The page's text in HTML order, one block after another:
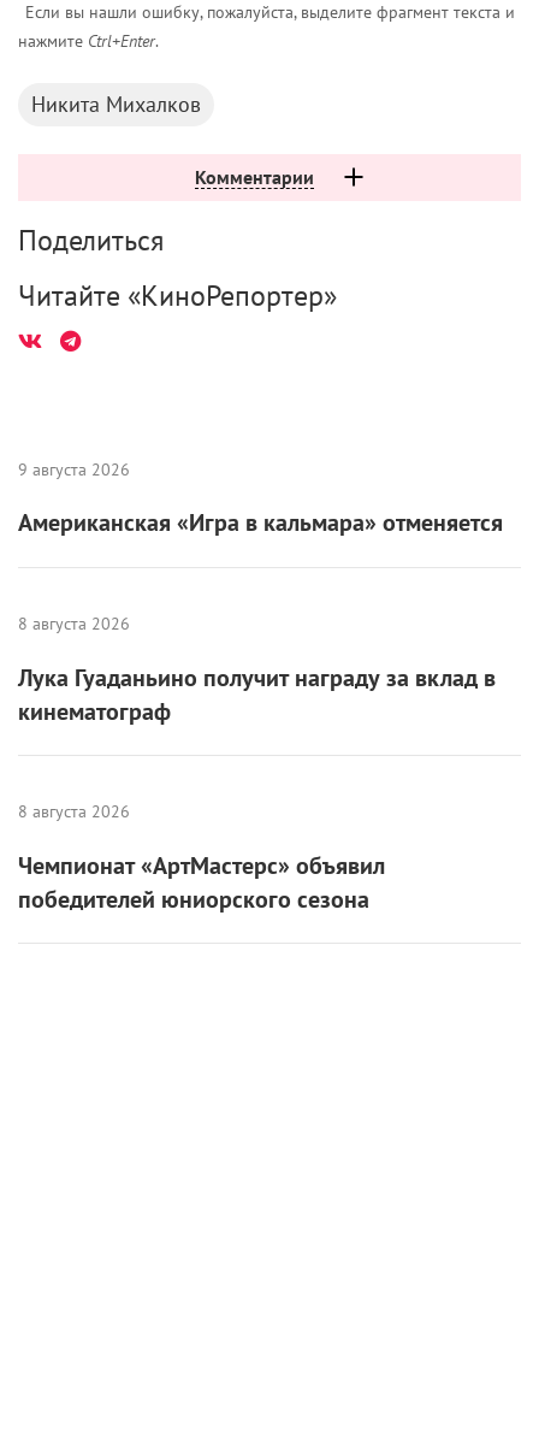
Если вы нашли ошибку, пожалуйста, выделите фрагмент текста и
нажмите Ctrl+Enter.
Никита Михалков
Комментарии
Поделиться
Читайте «КиноРепортер»
9 августа 2026
Американская «Игра в кальмара» отменяется
8 августа 2026
Лука Гуаданьино получит награду за вклад в
кинематограф
8 августа 2026
Чемпионат «АртМастерс» объявил
победителей юниорского сезона